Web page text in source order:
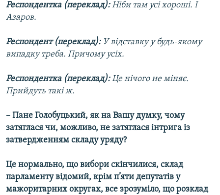
Респондентка (переклад):Ніби там усі хороші. І
Азаров.
Респондент (переклад): У відставку у будь-якому
випадку треба. Причому усіх.
Респондентка (переклад):Це нічого не міняє.
Прийдуть такі ж.
– Пане Голобуцький, як на Вашу думку, чому
затяглася чи, можливо, не затяглася інтрига із
затвердженням складу уряду?
Це нормально, що вибори скінчилися, склад
парламенту відомий, крім п’яти депутатів у
мажоритарних округах, все зрозуміло, що розклад